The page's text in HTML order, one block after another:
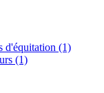
d'équitation (1)
(1)